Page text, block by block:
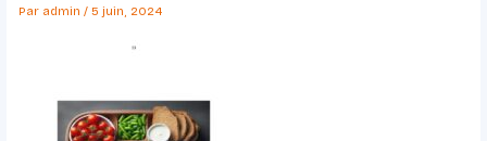
Par admin / 5 juin, 2024